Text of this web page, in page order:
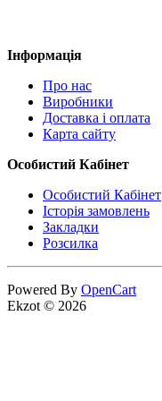
Інформація
Про нас
Виробники
Доставка і оплата
Карта сайту
Особистий Кабінет
Особистий Кабінет
Історія замовлень
Закладки
Розсилка
Powered By OpenCart
Ekzot © 2026